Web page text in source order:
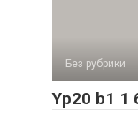
Без рубрики
Yp20 b1 1